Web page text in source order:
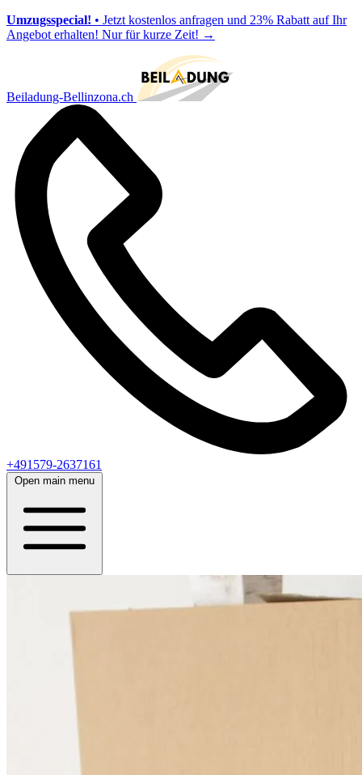
Umzugsspecial! • Jetzt kostenlos anfragen und 23% Rabatt auf Ihr
Angebot erhalten! Nur für kurze Zeit! →
Beiladung-Bellinzona.ch
+491579-2637161
Open main menu